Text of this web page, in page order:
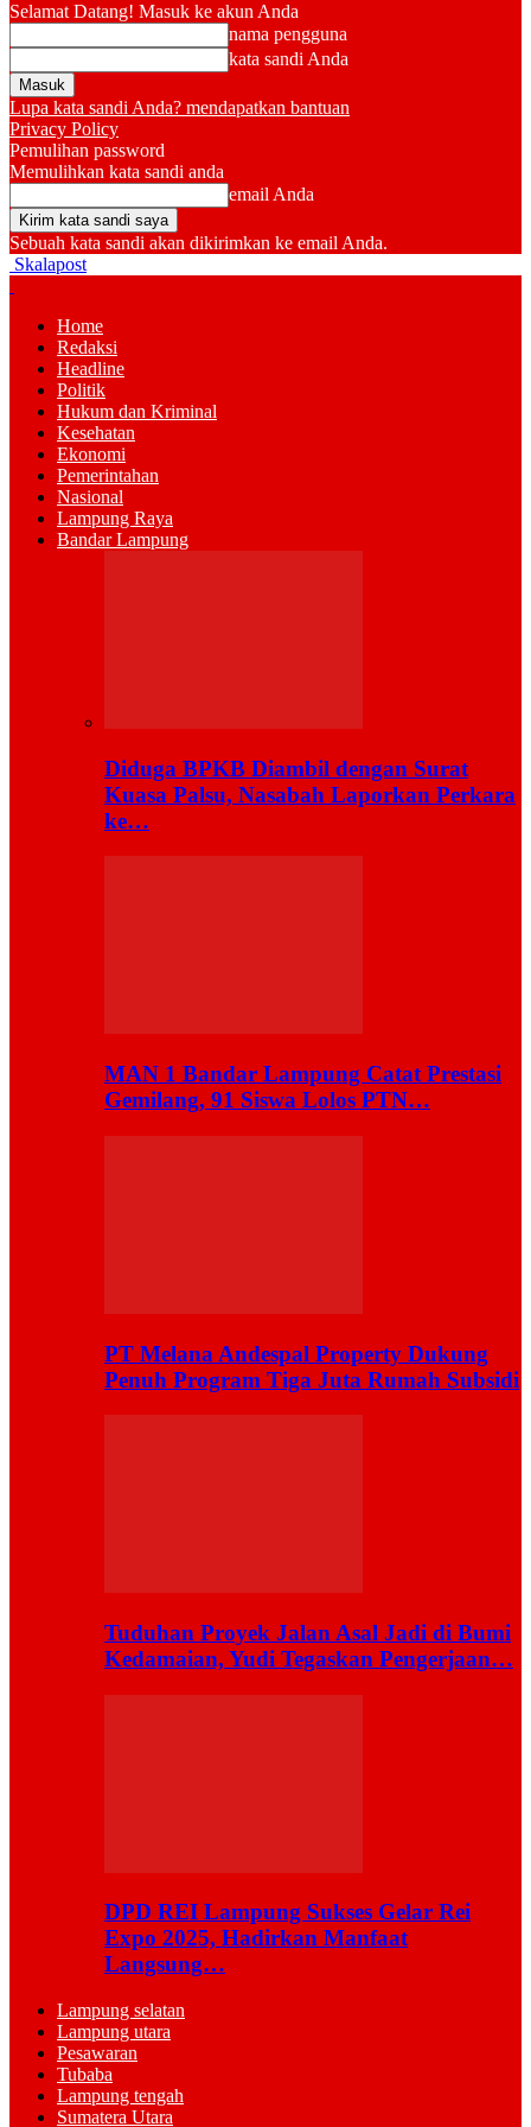
Selamat Datang! Masuk ke akun Anda
nama pengguna
kata sandi Anda
Lupa kata sandi Anda? mendapatkan bantuan
Privacy Policy
Pemulihan password
Memulihkan kata sandi anda
email Anda
Sebuah kata sandi akan dikirimkan ke email Anda.
Skalapost
Home
Redaksi
Headline
Politik
Hukum dan Kriminal
Kesehatan
Ekonomi
Pemerintahan
Nasional
Lampung Raya
Bandar Lampung
Diduga BPKB Diambil dengan Surat
Kuasa Palsu, Nasabah Laporkan Perkara
ke…
MAN 1 Bandar Lampung Catat Prestasi
Gemilang, 91 Siswa Lolos PTN…
PT Melana Andespal Property Dukung
Penuh Program Tiga Juta Rumah Subsidi
Tuduhan Proyek Jalan Asal Jadi di Bumi
Kedamaian, Yudi Tegaskan Pengerjaan…
DPD REI Lampung Sukses Gelar Rei
Expo 2025, Hadirkan Manfaat
Langsung…
Lampung selatan
Lampung utara
Pesawaran
Tubaba
Lampung tengah
Sumatera Utara